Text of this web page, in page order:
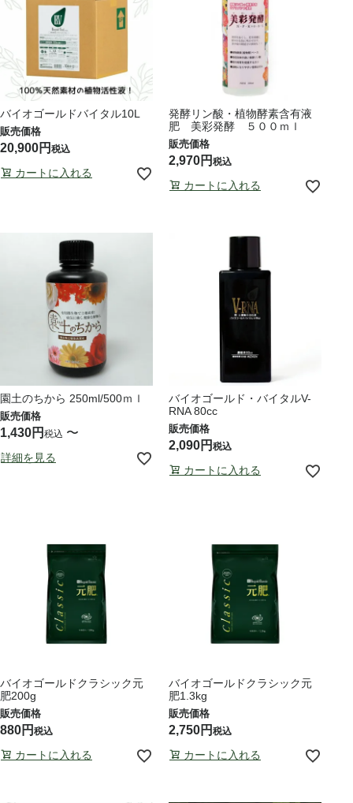
バイオゴールドバイタル10L
20,900 税込
カートに入れる
発酵リン酸・植物酵素含有液
肥 美彩発酵 ５００ｍｌ
2,970 税込
カートに入れる
園土のちから 250ml/500ｍｌ
1,430 税込 〜
詳細を見る
バイオゴールド・バイタルV-
RNA 80cc
2,090 税込
カートに入れる
バイオゴールドクラシック元
肥200g
880 税込
カートに入れる
バイオゴールドクラシック元
肥1.3kg
2,750 税込
カートに入れる